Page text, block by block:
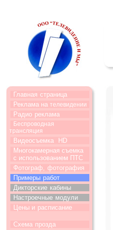
Главная страница
Реклама на телевидении
Радио реклама
Беспроводная
трансляция
Видеосъемка
HD
Многокамерная съемка
с использованием ПТС
Фотограф, фотография
Примеры работ
Дикторские кабины
Настроечные модули
Цены и расписание
Схема прозда